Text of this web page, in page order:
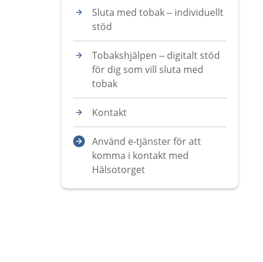
Sluta med tobak – individuellt
stöd
Tobakshjälpen – digitalt stöd
för dig som vill sluta med
tobak
Kontakt
Använd e-tjänster för att
komma i kontakt med
Hälsotorget